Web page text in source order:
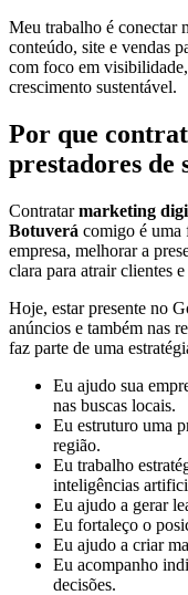
Meu trabalho é conectar
conteúdo, site e vendas
com foco em
crescimento sustentável.
Por que
prestadores de
Contratarmarketing
Botuverá comigo é uma
empresa, melhorar a
clara para atrair clientes
Hoje, estar presente no
anúncios e também nas
faz parte de uma
Eu ajudo sua
nas buscas locais.
Eu estruturo uma
região.
Eu trabalho
inteligências
Eu ajudo a gerar
Eu fortaleço o
Eu ajudo a criar
Eu acompanho
decisões.